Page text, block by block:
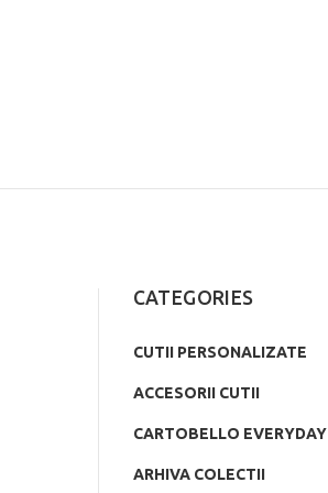
CATEGORIES
CUTII PERSONALIZATE
ACCESORII CUTII
CARTOBELLO EVERYDAY
ARHIVA COLECTII